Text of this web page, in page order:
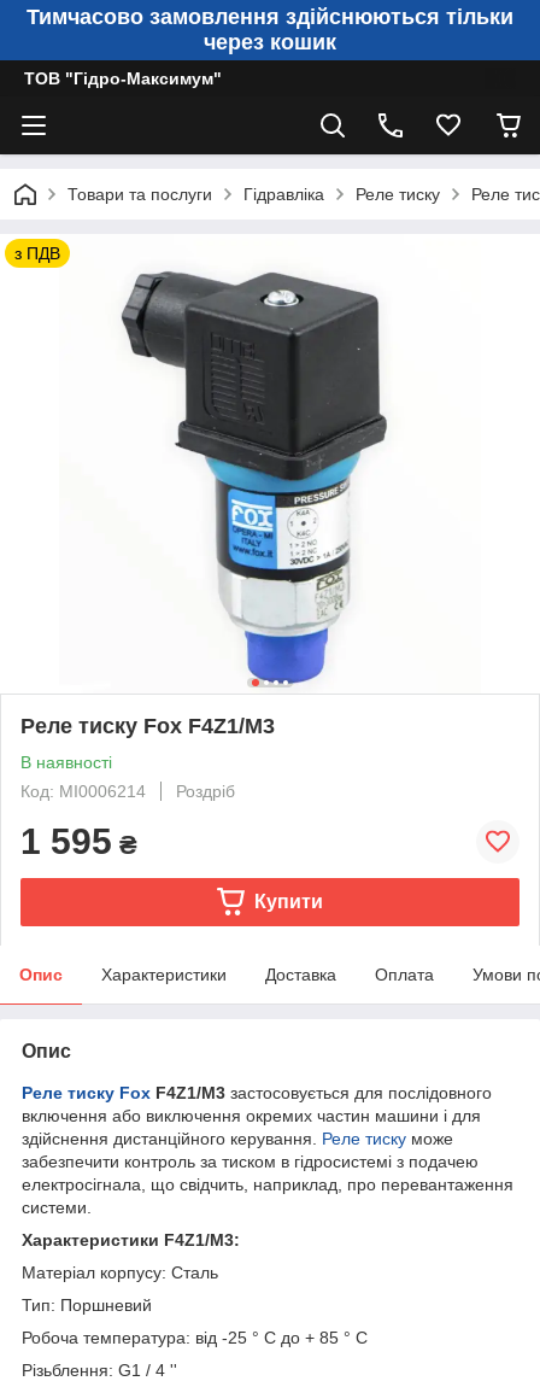
Тимчасово замовлення здійснюються тільки
через кошик
ТОВ "Гідро-Максимум"
Товари та послуги Гідравліка Реле тиску Реле
з ПДВ
Реле тиску Fox F4Z1/M3
В наявності
Код: MI0006214
Роздріб
1 595 ₴
Купити
Опис Характеристики Доставка Оплата Умови
Опис
Реле тиску Fox F4Z1/M3 застосовується для послідовного
включення або виключення окремих частин машини і для
здійснення дистанційного керування. Реле тиску може
забезпечити контроль за тиском в гідросистемі з подачею
електросігнала, що свідчить, наприклад, про перевантаження
системи.
Характеристики F4Z1/M3:
Матеріал корпусу: Сталь
Тип: Поршневий
Робоча температура: від -25 ° C до + 85 ° C
Різьблення: G1 / 4 ''